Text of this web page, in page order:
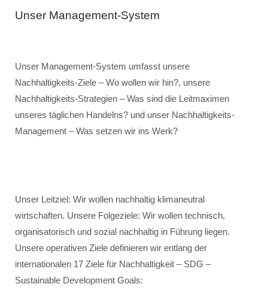
Unser Management-System
Unser Management-System umfasst unsere
Nachhaltigkeits-Ziele – Wo wollen wir hin?, unsere
Nachhaltigkeits-Strategien – Was sind die Leitmaximen
unseres täglichen Handelns? und unser Nachhaltigkeits-
Management – Was setzen wir ins Werk?
Unser Leitziel: Wir wollen nachhaltig klimaneutral
wirtschaften. Unsere Folgeziele: Wir wollen technisch,
organisatorisch und sozial nachhaltig in Führung liegen.
Unsere operativen Ziele definieren wir entlang der
internationalen 17 Ziele für Nachhaltigkeit – SDG –
Sustainable Development Goals: